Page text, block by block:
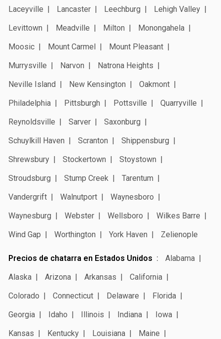
Laceyville
Lancaster Leechburg
Lehigh Valley
Levittown
Meadville Milton
Monongahela
Moosic
Mount Carmel
Mount Pleasant
Murrysville
Narvon
Natrona Heights
Neville Island
New Kensington
Oakmont
Philadelphia
Pittsburgh Pottsville
Quarryville
Reynoldsville
Sarver
Saxonburg
Schuylkill Haven
Scranton
Shippensburg
Shrewsbury
Stockertown
Stoystown
Stroudsburg
Stump Creek
Tarentum
Vandergrift
Walnutport
Waynesboro
Waynesburg
Webster Wellsboro
Wilkes Barre
Wind Gap
Worthington York Haven Zelienople
Precios de chatarra en Estados Unidos
Alabama
Alaska
Arizona Arkansas
California
Colorado
Connecticut Delaware
Florida
Georgia
Idaho Illinois Indiana
Iowa
Kansas
Kentucky Louisiana
Maine